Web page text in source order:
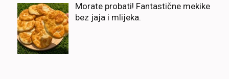
Morate probati! Fantastične mekike
bez jaja i mlijeka.